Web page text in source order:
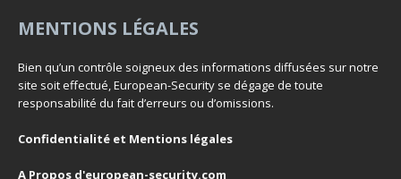
MENTIONS LÉGALES
Bien qu’un contrôle soigneux des informations diffusées sur notre
site soit effectué, European-Security se dégage de toute
responsabilité du fait d’erreurs ou d’omissions.
Confidentialité et Mentions légales
A Propos d'european-security.com